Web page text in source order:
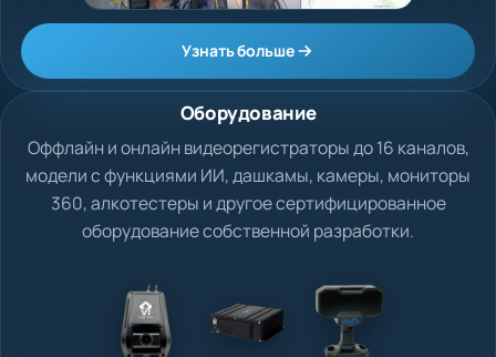
Узнать больше
Оборудование
Оффлайн и онлайн видеорегистраторы до 16 каналов,
модели с функциями ИИ, дашкамы, камеры, мониторы
360, алкотестеры и другое сертифицированное
оборудование собственной разработки.